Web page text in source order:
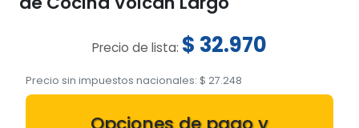
Precio de lista: $ 32.970
Precio sin impuestos nacionales: $ 27.248